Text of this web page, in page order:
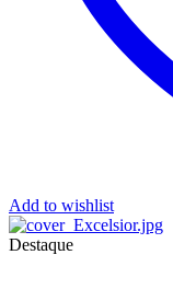
Add to wishlist
Destaque